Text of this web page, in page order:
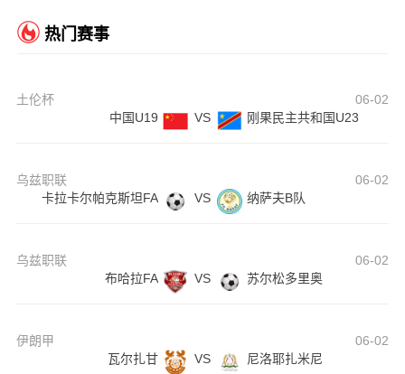
热门赛事
土伦杯
06-02
中国U19
VS 刚果民主共和国U23
乌兹职联
06-02
卡拉卡尔帕克斯坦FA
VS 纳萨夫B队
乌兹职联
06-02
布哈拉FA
VS 苏尔松多里奥
伊朗甲
06-02
瓦尔扎甘
VS 尼洛耶扎米尼